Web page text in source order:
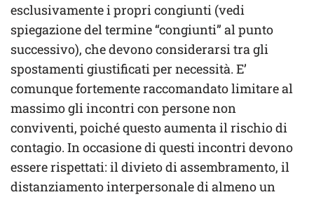
esclusivamente i propri congiunti (vedi
spiegazione del termine “congiunti” al punto
successivo), che devono considerarsi tra gli
spostamenti giustificati per necessità. E’
comunque fortemente raccomandato limitare al
massimo gli incontri con persone non
conviventi, poiché questo aumenta il rischio di
contagio. In occasione di questi incontri devono
essere rispettati: il divieto di assembramento, il
distanziamento interpersonale di almeno un